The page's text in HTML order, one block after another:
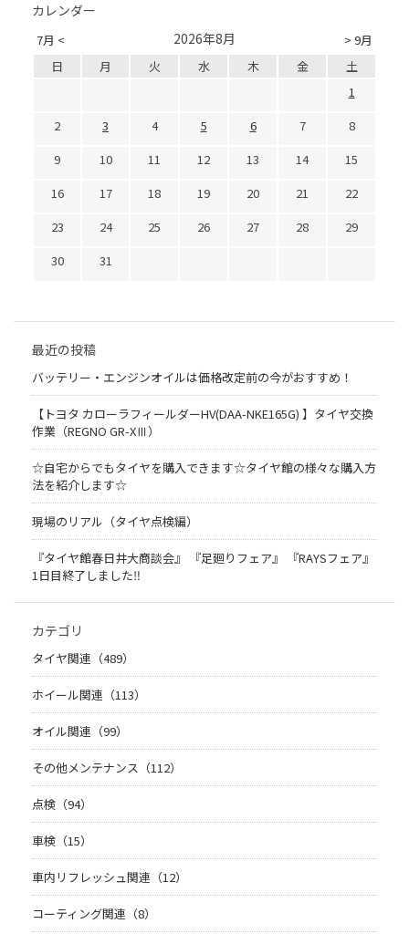
カレンダー
7月 < > 9月
2026年8月
日 月 火 水 木 金
土
1
2
3 4 5 6 7
8
9
10 11 12 13 14
15
16
17 18 19 20 21
22
23
24 25 26 27 28
29
30
31
最近の投稿
バッテリー・エンジンオイルは価格改定前の今がおすすめ！
【トヨタ カローラフィールダーHV(DAA-NKE165G) 】タイヤ交換
作業（REGNO GR-XⅢ）
☆自宅からでもタイヤを購入できます☆タイヤ館の様々な購入方
法を紹介します☆
現場のリアル（タイヤ点検編）
『タイヤ館春日井大商談会』 『足廻りフェア』 『RAYSフェア』
1日目終了しました‼
カテゴリ
タイヤ関連（489）
ホイール関連（113）
オイル関連（99）
その他メンテナンス（112）
点検（94）
車検（15）
車内リフレッシュ関連（12）
コーティング関連（8）